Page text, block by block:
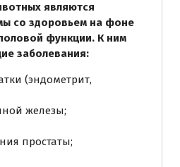
являются
со здоровьем на фоне
функции. К ним
заболевания:
(эндометрит,
железы;
простаты;